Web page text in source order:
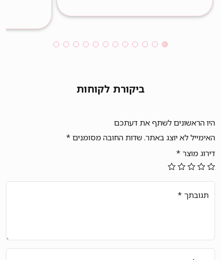
ביקורת לקוחות
היו הראשונים לשתף את דעתכם
האימייל לא יוצג באתר.שדות החובה מסומנים *
דירוג מוצר *
תגובתך *